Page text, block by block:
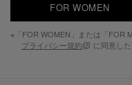
FOR WOMEN
※「FOR WOMEN」または「FOR
プライバシー規約
に同意し